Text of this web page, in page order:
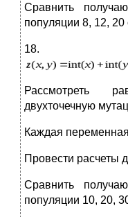
Сравнить
популяции 8, 12, 20
18.
Рассмотреть
двухточечную
Каждая
Провести расчеты
Сравнить
популяции 10, 20,